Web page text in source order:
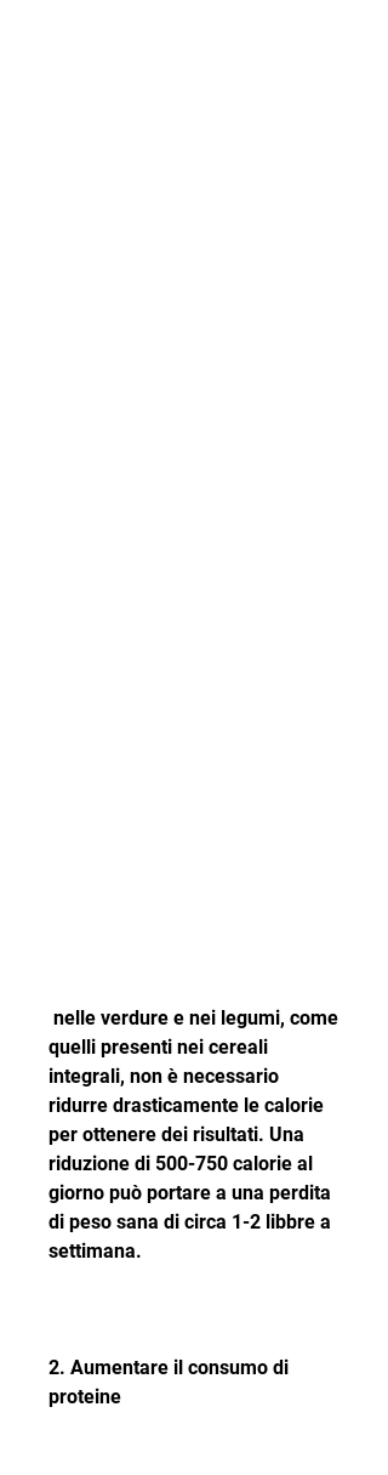
quelli presenti nei cereali
integrali, non è necessario
ridurre drasticamente le calorie
per ottenere dei risultati. Una
riduzione di 500-750 calorie al
giorno può portare a una perdita
di peso sana di circa 1-2 libbre a
settimana.
2. Aumentare il consumo di
proteine